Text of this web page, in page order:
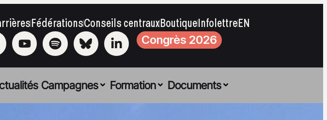
FédérationsConseils centrauxBoutiqueInfolettreEN
Congrès 2026
Campagnes Formation Documents